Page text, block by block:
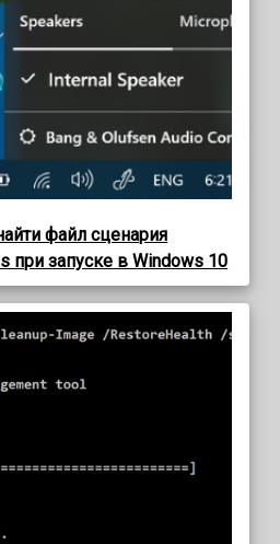
файл сценария
при запуске в Windows 10